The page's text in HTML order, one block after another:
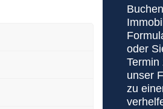
oder
unser
zu